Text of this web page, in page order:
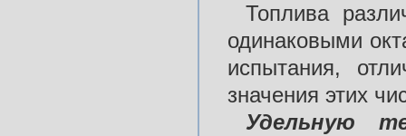
Топлива
одинаковыми
испытания,
значения этих
Удельную